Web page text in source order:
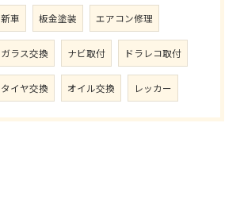
新車 板金塗装 エアコン修理
ガラス交換 ナビ取付 ドラレコ取付
タイヤ交換 オイル交換 レッカー